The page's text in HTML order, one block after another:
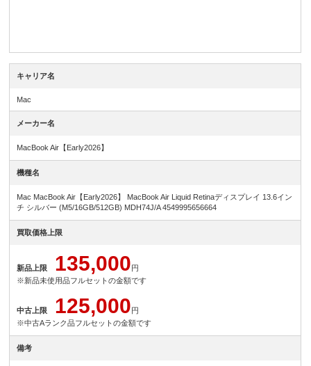
キャリア名
Mac
メーカー名
MacBook Air【Early2026】
機種名
Mac MacBook Air【Early2026】 MacBook Air Liquid Retinaディスプレイ 13.6イン
チ シルバー (M5/16GB/512GB) MDH74J/A 4549995656664
買取価格上限
新品上限 135,000円
※新品未使用品フルセットの金額です
中古上限 125,000円
※中古Aランク品フルセットの金額です
備考